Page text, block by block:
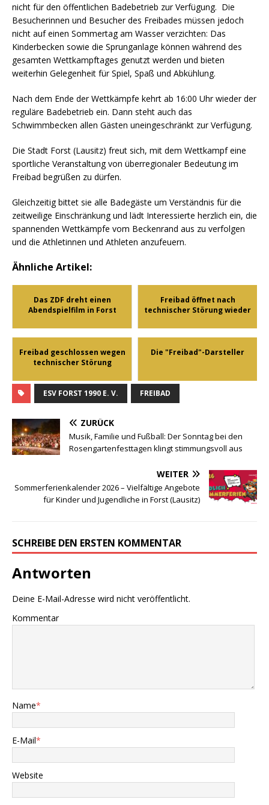
nicht für den öffentlichen Badebetrieb zur Verfügung. Die
Besucherinnen und Besucher des Freibades müssen jedoch
nicht auf einen Sommertag am Wasser verzichten: Das
Kinderbecken sowie die Sprunganlage können während des
gesamten Wettkampftages genutzt werden und bieten
weiterhin Gelegenheit für Spiel, Spaß und Abkühlung.
Nach dem Ende der Wettkämpfe kehrt ab 16:00 Uhr wieder der
reguläre Badebetrieb ein. Dann steht auch das
Schwimmbecken allen Gästen uneingeschränkt zur Verfügung.
Die Stadt Forst (Lausitz) freut sich, mit dem Wettkampf eine
sportliche Veranstaltung von überregionaler Bedeutung im
Freibad begrüßen zu dürfen.
Gleichzeitig bittet sie alle Badegäste um Verständnis für die
zeitweilige Einschränkung und lädt Interessierte herzlich ein, die
spannenden Wettkämpfe vom Beckenrand aus zu verfolgen
und die Athletinnen und Athleten anzufeuern.
Ähnliche Artikel:
Das ZDF dreht einen
Abendspielfilm in Forst
Freibad öffnet nach
technischer Störung wieder
Freibad geschlossen wegen
technischer Störung
Die "Freibad"-Darsteller
ESV FORST 1990 E. V. FREIBAD
ZURÜCK
Musik, Familie und Fußball: Der Sonntag bei den
Rosengartenfesttagen klingt stimmungsvoll aus
WEITER
Sommerferienkalender 2026 – Vielfältige Angebote
für Kinder und Jugendliche in Forst (Lausitz)
SCHREIBE DEN ERSTEN KOMMENTAR
Antworten
Deine E-Mail-Adresse wird nicht veröffentlicht.
Kommentar
Name*
E-Mail*
Website